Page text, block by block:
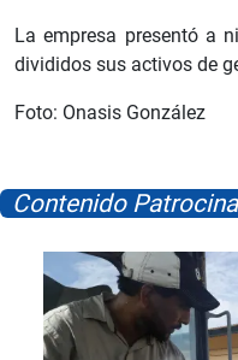
La empresa presentó a
divididos sus activos de
Foto: Onasis González
Contenido